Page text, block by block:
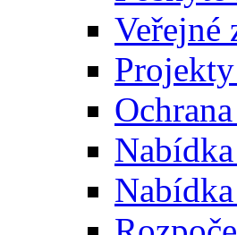
Veřejné